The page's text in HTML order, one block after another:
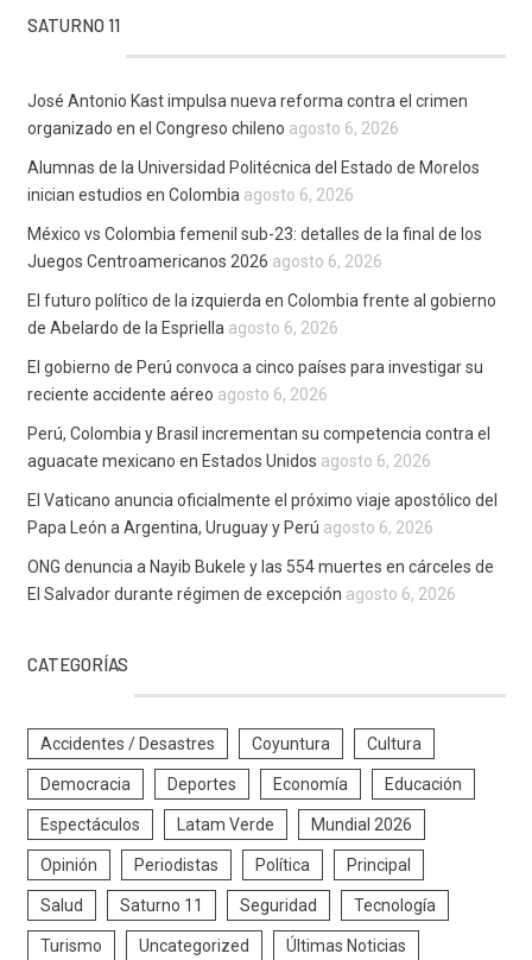
SATURNO 11
José Antonio Kast impulsa nueva reforma contra el crimen
organizado en el Congreso chileno agosto 6, 2026
Alumnas de la Universidad Politécnica del Estado de Morelos
inician estudios en Colombia agosto 6, 2026
México vs Colombia femenil sub-23: detalles de la final de los
Juegos Centroamericanos 2026 agosto 6, 2026
El futuro político de la izquierda en Colombia frente al gobierno
de Abelardo de la Espriella agosto 6, 2026
El gobierno de Perú convoca a cinco países para investigar su
reciente accidente aéreo agosto 6, 2026
Perú, Colombia y Brasil incrementan su competencia contra el
aguacate mexicano en Estados Unidos agosto 6, 2026
El Vaticano anuncia oficialmente el próximo viaje apostólico del
Papa León a Argentina, Uruguay y Perú agosto 6, 2026
ONG denuncia a Nayib Bukele y las 554 muertes en cárceles de
El Salvador durante régimen de excepción agosto 6, 2026
CATEGORÍAS
Accidentes / Desastres Coyuntura Cultura
Democracia Deportes Economía Educación
Espectáculos Latam Verde Mundial 2026
Opinión Periodistas Política Principal
Salud Saturno 11 Seguridad Tecnología
Turismo Uncategorized Últimas Noticias